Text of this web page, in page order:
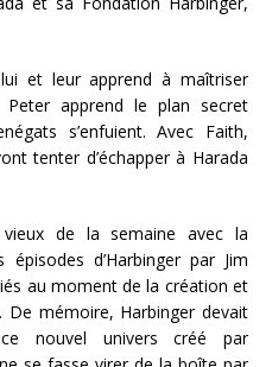
et leur apprend à maîtriser
apprend le plan secret
s’enfuient. Avec Faith,
tenter d’échapper à Harada
de la semaine avec la
d’Harbinger par Jim
au moment de la création et
De mémoire, Harbinger devait
nouvel univers créé par